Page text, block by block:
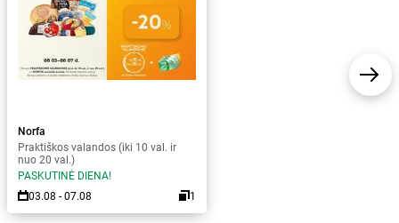
Norfa
Praktiškos valandos (iki 10 val. ir
nuo 20 val.)
PASKUTINĖ DIENA!
03.08 - 07.08
1